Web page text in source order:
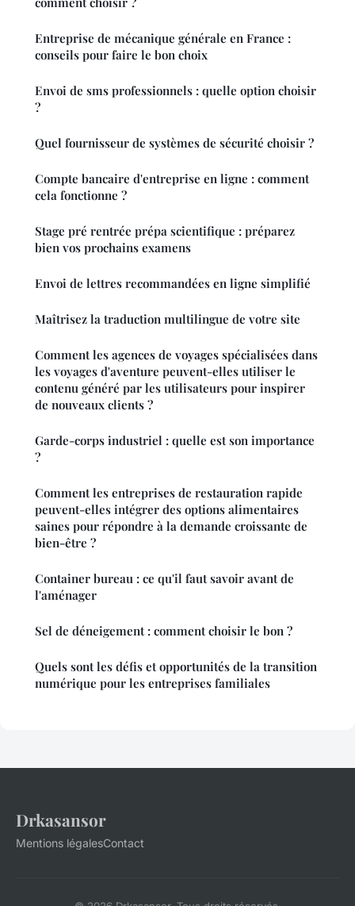
Entreprise de mécanique générale en France :
conseils pour faire le bon choix
Envoi de sms professionnels : quelle option choisir
?
Quel fournisseur de systèmes de sécurité choisir ?
Compte bancaire d'entreprise en ligne : comment
cela fonctionne ?
Stage pré rentrée prépa scientifique : préparez
bien vos prochains examens
Envoi de lettres recommandées en ligne simplifié
Maîtrisez la traduction multilingue de votre site
Comment les agences de voyages spécialisées dans
les voyages d'aventure peuvent-elles utiliser le
contenu généré par les utilisateurs pour inspirer
de nouveaux clients ?
Garde-corps industriel : quelle est son importance
?
Comment les entreprises de restauration rapide
peuvent-elles intégrer des options alimentaires
saines pour répondre à la demande croissante de
bien-être ?
Container bureau : ce qu'il faut savoir avant de
l'aménager
Sel de déneigement : comment choisir le bon ?
Quels sont les défis et opportunités de la transition
numérique pour les entreprises familiales
Drkasansor
Mentions légalesContact